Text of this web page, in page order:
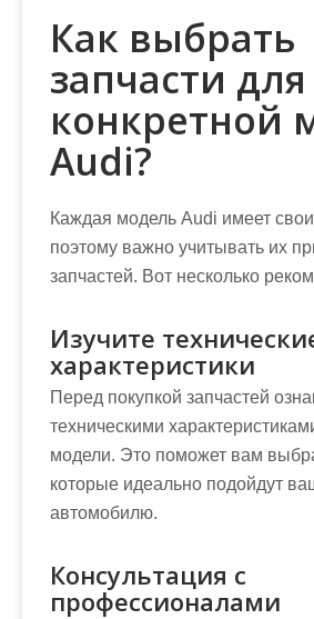
Как выбрать
запчасти для
конкретной
Audi?
Каждая модель Audi имеет
поэтому важно учитывать их
запчастей. Вот несколько
Изучите
характеристики
Перед покупкой запчастей
техническими
модели. Это поможет вам
которые идеально подойдут
автомобилю.
Консультация с
профессионалами